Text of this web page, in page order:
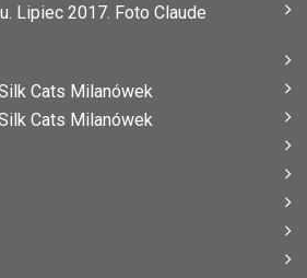
Lipiec 2017. Foto Claude
Cats Milanówek
Cats Milanówek